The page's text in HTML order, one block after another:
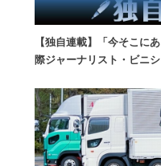
【独自連載】「今そこに
際ジャーナリスト・ビニ